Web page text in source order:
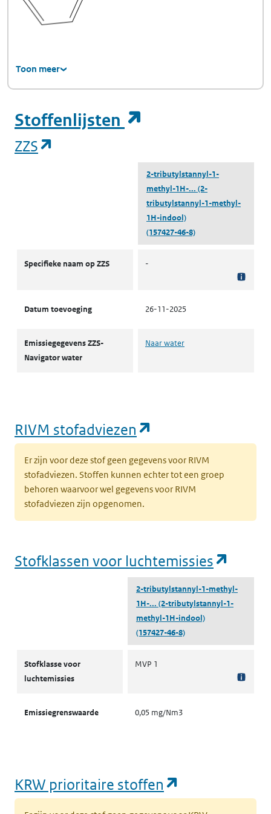
Toon meer
Stoffenlijsten
ZZS
2-tributylstannyl-1-
methyl-1H-... (2-
tributylstannyl-1-methyl-
1H-indool)
(157427-46-8)
Specifieke naam op ZZS -
Datum toevoeging 26-11-2025
Emissiegegevens ZZS-
Navigator water
Naar water
RIVM stofadviezen
Er zijn voor deze stof geen gegevens voor RIVM
stofadviezen. Stoffen kunnen echter tot een groep
behoren waarvoor wel gegevens voor RIVM
stofadviezen zijn opgenomen.
Stofklassen voor luchtemissies
2-tributylstannyl-1-methyl-
1H-... (2-tributylstannyl-1-
methyl-1H-indool)
(157427-46-8)
Stofklasse voor
luchtemissies
MVP 1
Emissiegrenswaarde 0,05 mg/Nm3
KRW prioritaire stoffen